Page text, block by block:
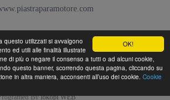
OK!
questo utilizzati si avvalgono
ed utili alle finalità illustrate
di più o negare il consenso a tutti o ad alcuni cookie,
questo banner, scorrendo questa pagina, cliccando su
in altra maniera, acconsenti all’uso dei cookie. Cookie
Bylokopi WEB